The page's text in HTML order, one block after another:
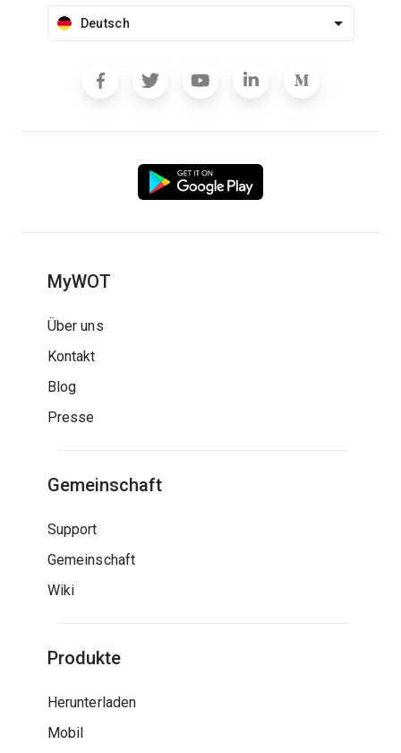
Deutsch
MyWOT
Über uns
Kontakt
Blog
Presse
Gemeinschaft
Support
Gemeinschaft
Wiki
Produkte
Herunterladen
Mobil